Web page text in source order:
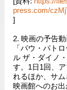
press.com/
]
2. 映画の予告
「パウ・パト
ル ザ・ダイノ
す。1日1回、
れるほか、サム
映画館へのお出